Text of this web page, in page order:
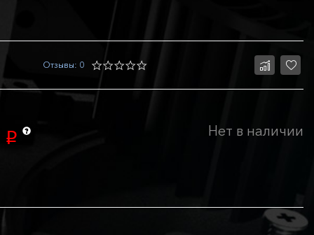
Отзывы: 0
p Нет в наличии